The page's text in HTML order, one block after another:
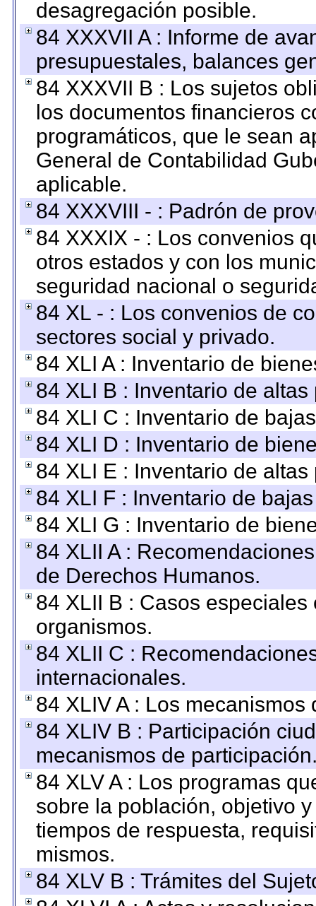
desagregación posible.
84 XXXVII A : Informe de
presupuestales, balances
84 XXXVII B : Los sujetos
los documentos financieros
programáticos, que le sean
General de Contabilidad
aplicable.
84 XXXVIII - : Padrón de
84 XXXIX - : Los convenios
otros estados y con los
seguridad nacional o
84 XL - : Los convenios de
sectores social y privado.
84 XLI A : Inventario de
84 XLI B : Inventario de
84 XLI C : Inventario de
84 XLI D : Inventario de
84 XLI E : Inventario de
84 XLI F : Inventario de
84 XLI G : Inventario de
84 XLII A :
de Derechos Humanos.
84 XLII B : Casos
organismos.
84 XLII C :
internacionales.
84 XLIV A : Los
84 XLIV B : Participación
mecanismos de
84 XLV A : Los programas
sobre la población, objetivo
tiempos de respuesta,
mismos.
84 XLV B : Trámites del